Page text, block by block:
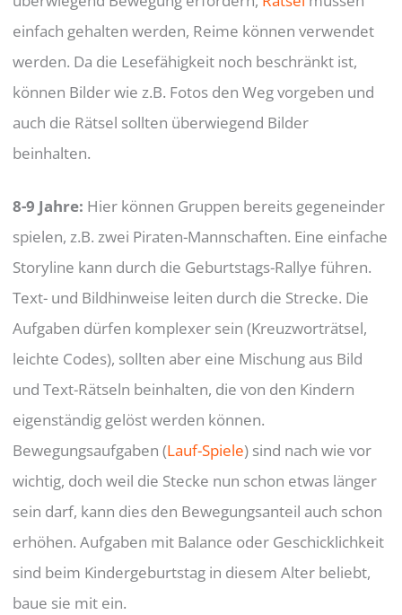
einfach gehalten werden, Reime können verwendet
werden. Da die Lesefähigkeit noch beschränkt ist,
können Bilder wie z.B. Fotos den Weg vorgeben und
auch die Rätsel sollten überwiegend Bilder
beinhalten.
8-9 Jahre: Hier können Gruppen bereits gegeneinder
spielen, z.B. zwei Piraten-Mannschaften. Eine einfache
Storyline kann durch die Geburtstags-Rallye führen.
Text- und Bildhinweise leiten durch die Strecke. Die
Aufgaben dürfen komplexer sein (Kreuzworträtsel,
leichte Codes), sollten aber eine Mischung aus Bild
und Text-Rätseln beinhalten, die von den Kindern
eigenständig gelöst werden können.
Bewegungsaufgaben (Lauf-Spiele) sind nach wie vor
wichtig, doch weil die Stecke nun schon etwas länger
sein darf, kann dies den Bewegungsanteil auch schon
erhöhen. Aufgaben mit Balance oder Geschicklichkeit
sind beim Kindergeburtstag in diesem Alter beliebt,
baue sie mit ein.